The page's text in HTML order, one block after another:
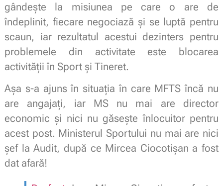
gândește la misiunea pe care o are de
îndeplinit, fiecare negociază și se luptă pentru
scaun, iar rezultatul acestui dezinters pentru
problemele din activitate este blocarea
activității în Sport și Tineret.
Așa s-a ajuns în situația în care MFTS încă nu
are angajați, iar MS nu mai are director
economic și nici nu găsește înlocuitor pentru
acest post. Ministerul Sportului nu mai are nici
șef la Audit, după ce Mircea Ciocotișan a fost
dat afară!